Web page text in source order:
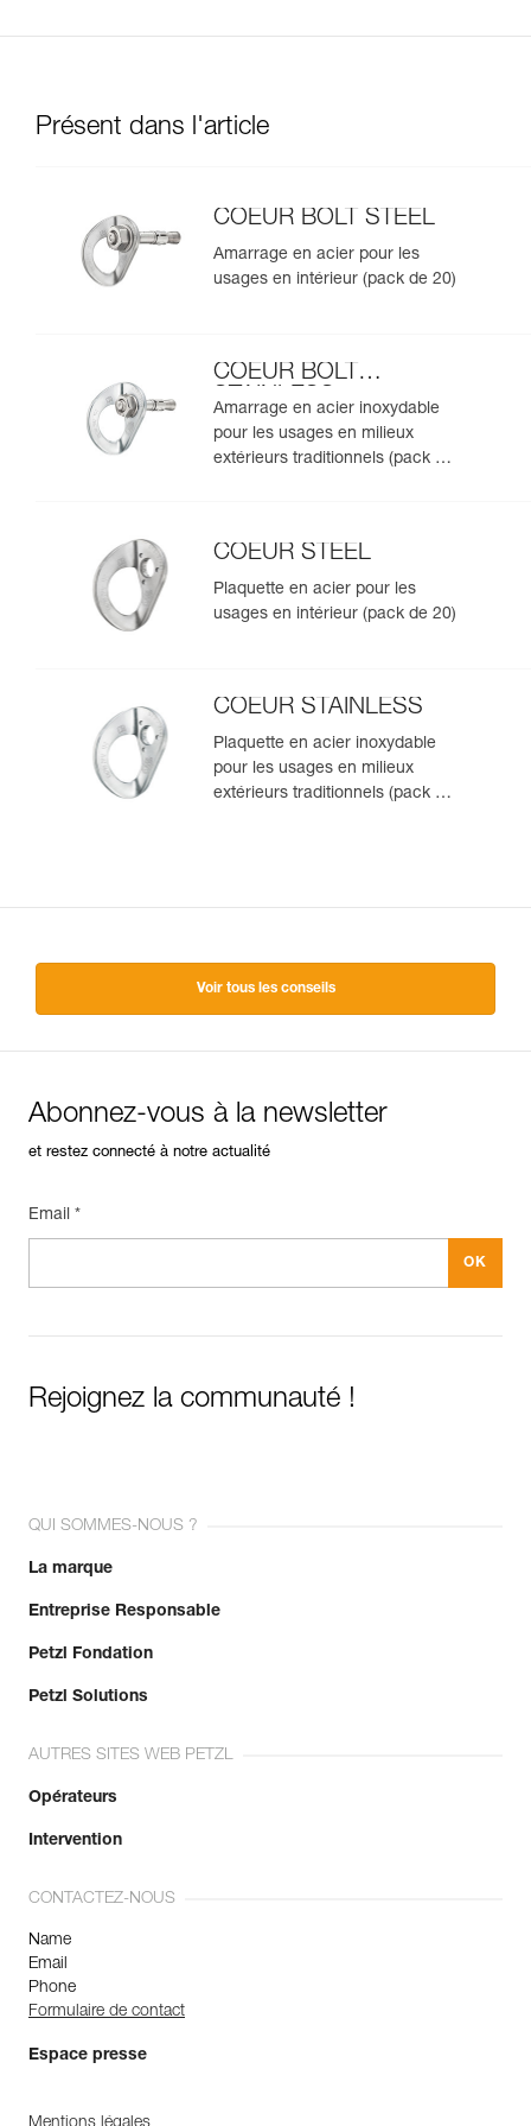
Présent dans l'article
COEUR BOLT STEEL
Amarrage en acier pour les
usages en intérieur (pack de 20)
COEUR BOLT
STAINLESS
Amarrage en acier inoxydable
pour les usages en milieux
extérieurs traditionnels (pack de
COEUR STEEL
Plaquette en acier pour les
usages en intérieur (pack de 20)
COEUR STAINLESS
Plaquette en acier inoxydable
pour les usages en milieux
extérieurs traditionnels (pack de
Voir tous les conseils
Abonnez-vous à la newsletter
et restez connecté à notre actualité
Email *
Rejoignez la communauté !
QUI SOMMES-NOUS ?
La marque
Entreprise Responsable
Petzl Fondation
Petzl Solutions
AUTRES SITES WEB PETZL
Opérateurs
Intervention
CONTACTEZ-NOUS
Name
Email
Phone
Formulaire de contact
Espace presse